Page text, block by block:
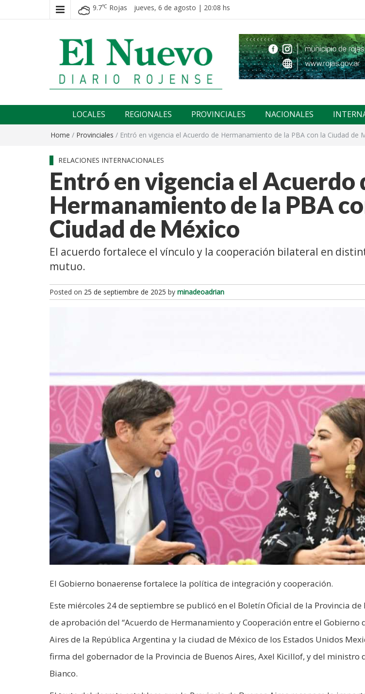
9.7℃ Rojas jueves, 6 de agosto | 20:08 hs
El nuevo rojense
LOCALES REGIONALES PROVINCIALES NACIONALES
Home / Provinciales / Entró en vigencia el Acuerdo de Hermanamiento de la PBA con la Ciudad de
RELACIONES INTERNACIONALES
Entró en vigencia el Acuerdo
Hermanamiento de la PBA
Ciudad de México
El acuerdo fortalece el vínculo y la cooperación bilateral en
mutuo.
Posted on 25 de septiembre de 2025 by minadeoadrian
El Gobierno bonaerense fortalece la política de integración y cooperación.
Este miércoles 24 de septiembre se publicó en el Boletín Oficial de la Provincia de
de aprobación del “Acuerdo de Hermanamiento y Cooperación entre el Gobierno
Aires de la República Argentina y la ciudad de México de los Estados Unidos
firma del gobernador de la Provincia de Buenos Aires, Axel Kicillof, y del ministro
Bianco.